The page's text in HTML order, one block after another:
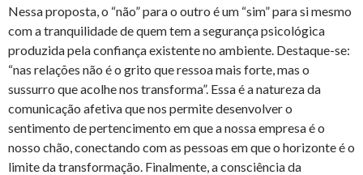
Nessa proposta, o “não” para o outro é um “sim” para si mesmo
com a tranquilidade de quem tem a segurança psicológica
produzida pela confiança existente no ambiente. Destaque-se:
“nas relações não é o grito que ressoa mais forte, mas o
sussurro que acolhe nos transforma”. Essa é a natureza da
comunicação afetiva que nos permite desenvolver o
sentimento de pertencimento em que a nossa empresa é o
nosso chão, conectando com as pessoas em que o horizonte é o
limite da transformação. Finalmente, a consciência da